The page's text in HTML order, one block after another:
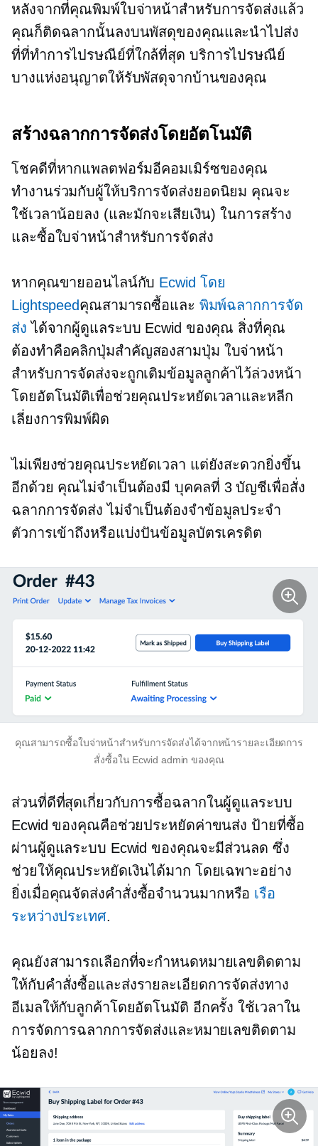
หลังจากที่คุณพิมพ์ใบจ่าหน้าสำหรับการจัดส่งแล้ว
คุณก็ติดฉลากนั้นลงบนพัสดุของคุณและนำไปส่ง
ที่ที่ทำการไปรษณีย์ที่ใกล้ที่สุด บริการไปรษณีย์
บางแห่งอนุญาตให้รับพัสดุจากบ้านของคุณ
สร้างฉลากการจัดส่งโดยอัตโนมัติ
โชคดีที่หากแพลตฟอร์มอีคอมเมิร์ซของคุณ
ทำงานร่วมกับผู้ให้บริการจัดส่งยอดนิยม คุณจะ
ใช้เวลาน้อยลง (และมักจะเสียเงิน) ในการสร้าง
และซื้อใบจ่าหน้าสำหรับการจัดส่ง
หากคุณขายออนไลน์กับ Ecwid โดย
Lightspeedคุณสามารถซื้อและ พิมพ์ฉลากการจัด
ส่ง ได้จากผู้ดูแลระบบ Ecwid ของคุณ สิ่งที่คุณ
ต้องทำคือคลิกปุ่มสำคัญสองสามปุ่ม ใบจ่าหน้า
สำหรับการจัดส่งจะถูกเติมข้อมูลลูกค้าไว้ล่วงหน้า
โดยอัตโนมัติเพื่อช่วยคุณประหยัดเวลาและหลีก
เลี่ยงการพิมพ์ผิด
ไม่เพียงช่วยคุณประหยัดเวลา แต่ยังสะดวกยิ่งขึ้น
อีกด้วย คุณไม่จำเป็นต้องมีบุคคลที่ 3บัญชีเพื่อสั่ง
ฉลากการจัดส่ง ไม่จำเป็นต้องจำข้อมูลประจำ
ตัวการเข้าถึงหรือแบ่งปันข้อมูลบัตรเครดิต
คุณสามารถซื้อใบจ่าหน้าสำหรับการจัดส่งได้จากหน้ารายละเอียดการ
สั่งซื้อใน Ecwid admin ของคุณ
ส่วนที่ดีที่สุดเกี่ยวกับการซื้อฉลากในผู้ดูแลระบบ
Ecwid ของคุณคือช่วยประหยัดค่าขนส่ง ป้ายที่ซื้อ
ผ่านผู้ดูแลระบบ Ecwid ของคุณจะมีส่วนลด ซึ่ง
ช่วยให้คุณประหยัดเงินได้มาก โดยเฉพาะอย่าง
ยิ่งเมื่อคุณจัดส่งคำสั่งซื้อจำนวนมากหรือ เรือ
ระหว่างประเทศ.
คุณยังสามารถเลือกที่จะกำหนดหมายเลขติดตาม
ให้กับคำสั่งซื้อและส่งรายละเอียดการจัดส่งทาง
อีเมลให้กับลูกค้าโดยอัตโนมัติ อีกครั้ง ใช้เวลาใน
การจัดการฉลากการจัดส่งและหมายเลขติดตาม
น้อยลง!